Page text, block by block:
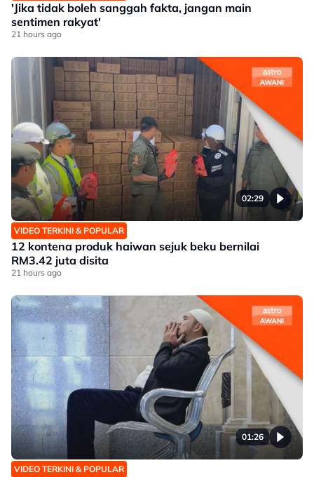
'Jika tidak boleh sanggah fakta, jangan main
sentimen rakyat'
21 hours ago
02:29
VIDEO TERKINI & POPULAR
12 kontena produk haiwan sejuk beku bernilai
RM3.42 juta disita
21 hours ago
01:26
VIDEO TERKINI & POPULAR